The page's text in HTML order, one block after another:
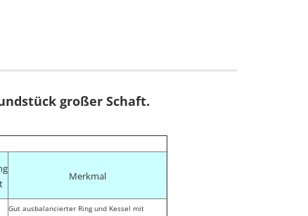
großer Schaft.
Merkmal
Gut ausbalancierter Ring und Kessel mit